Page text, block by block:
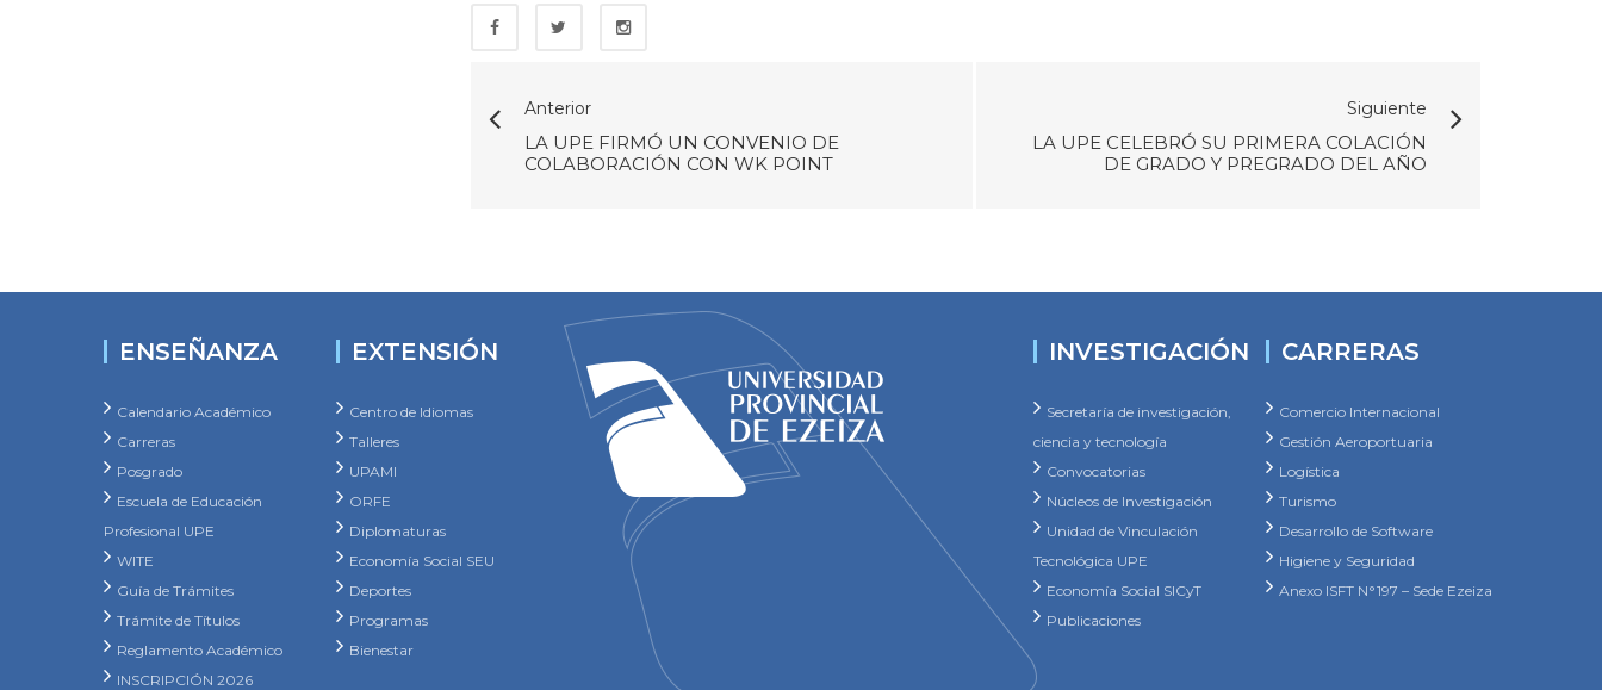
Anterior
LA UPE FIRMÓ UN CONVENIO DE
COLABORACIÓN CON WK POINT
Siguiente
LA UPE CELEBRÓ SU PRIMERA COLACIÓN
DE GRADO Y PREGRADO DEL AÑO
ENSEÑANZA
Calendario Académico
Carreras
Posgrado
Escuela de Educación
Profesional UPE
WITE
Guía de Trámites
Trámite de Títulos
Reglamento Académico
INSCRIPCIÓN 2026
EXTENSIÓN
Centro de Idiomas
Talleres
UPAMI
ORFE
Diplomaturas
Economía Social SEU
Deportes
Programas
Bienestar
INVESTIGACIÓN
Secretaría de investigación,
ciencia y tecnología
Convocatorias
Núcleos de Investigación
Unidad de Vinculación
Tecnológica UPE
Economía Social SICyT
Publicaciones
CARRERAS
Comercio Internacional
Gestión Aeroportuaria
Logística
Turismo
Desarrollo de Software
Higiene y Seguridad
Anexo ISFT N°197 – Sede Ezeiza